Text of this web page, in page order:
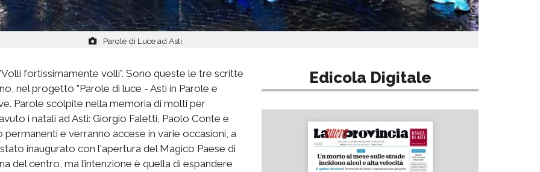
Parole di Luce ad Asti
fortissimamente volli". Sono queste le tre scritte
nel progetto "Parole di luce - Asti in Parole e
Parole scolpite nella memoria di molti per
i natali ad Asti: Giorgio Faletti, Paolo Conte e
e verranno accese in varie occasioni, a
inaugurato con l'apertura del Magico Paese di
del centro, ma l’intenzione è quella di espandere
Edicola Digitale